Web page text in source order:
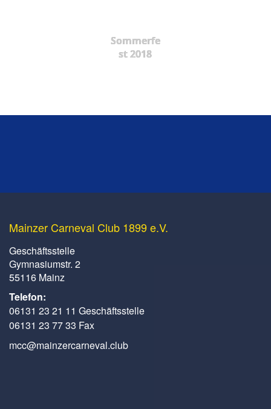
Sommerfe
st 2018
Mainzer Carneval Club 1899 e.V.
Geschäftsstelle
Gymnasiumstr. 2
55116 Mainz
Telefon:
06131 23 21 11 Geschäftsstelle
06131 23 77 33 Fax
mcc@mainzercarneval.club